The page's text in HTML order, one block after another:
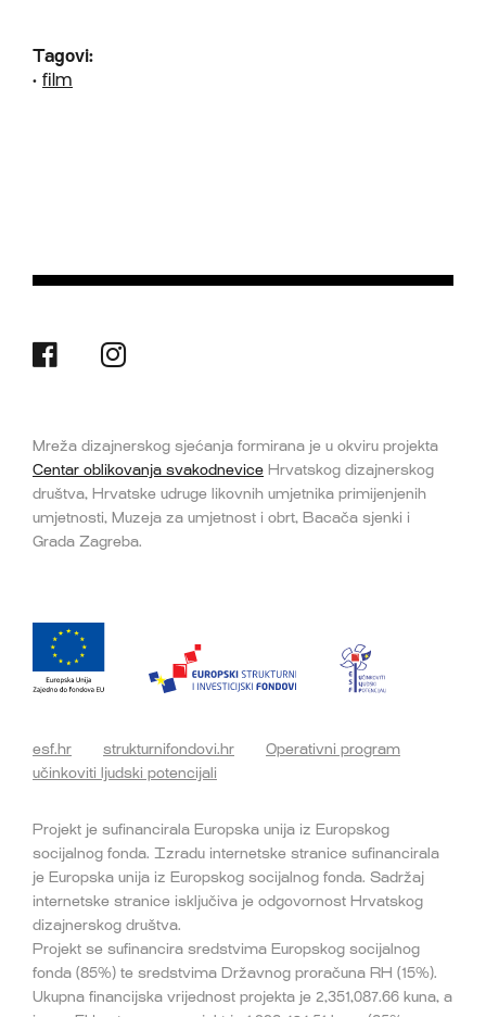
Tagovi:
• film
Mreža dizajnerskog sjećanja formirana je u okviru projekta
Centar oblikovanja svakodnevice Hrvatskog dizajnerskog
društva, Hrvatske udruge likovnih umjetnika primijenjenih
umjetnosti, Muzeja za umjetnost i obrt, Bacača sjenki i
Grada Zagreba.
esf.hr strukturnifondovi.hr
Operativni program
učinkoviti ljudski potencijali
Projekt je sufinancirala Europska unija iz Europskog
socijalnog fonda. Izradu internetske stranice sufinancirala
je Europska unija iz Europskog socijalnog fonda. Sadržaj
internetske stranice isključiva je odgovornost Hrvatskog
dizajnerskog društva.
Projekt se sufinancira sredstvima Europskog socijalnog
fonda (85%) te sredstvima Državnog proračuna RH (15%).
Ukupna financijska vrijednost projekta je 2,351,087.66 kuna, a